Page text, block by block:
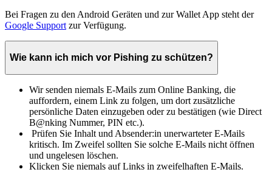
Bei Fragen zu den Android Geräten und zur Wallet App steht der
Google Support zur Verfügung.
Wie kann ich mich vor Pishing zu schützen?
Wir senden niemals E-Mails zum Online Banking, die
auffordern, einem Link zu folgen, um dort zusätzliche
persönliche Daten einzugeben oder zu bestätigen (wie Direct
B@nking Nummer, PIN etc.).
Prüfen Sie Inhalt und Absender:in unerwarteter E-Mails
kritisch. Im Zweifel sollten Sie solche E-Mails nicht öffnen
und ungelesen löschen.
Klicken Sie niemals auf Links in zweifelhaften E-Mails.